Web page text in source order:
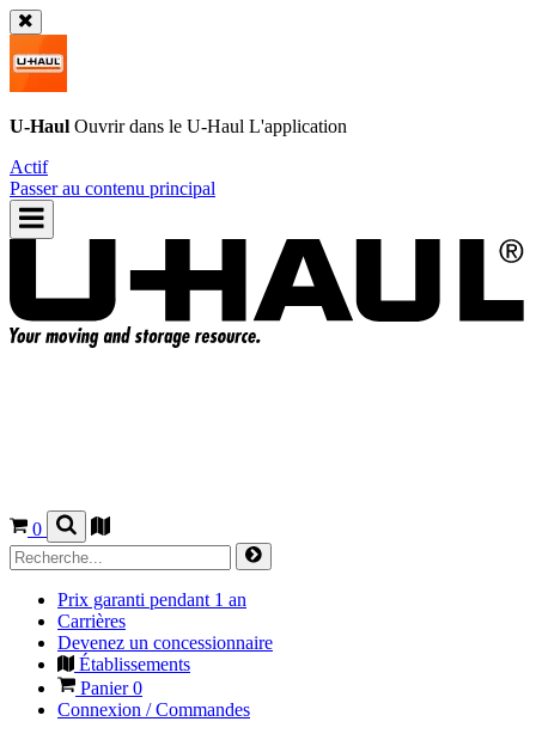
U-Haul Ouvrir dans le U-Haul L'application
Actif
Passer au contenu principal
0
Prix garanti pendant 1 an
Carrières
Devenez un concessionnaire
Établissements
Panier0
Connexion / Commandes